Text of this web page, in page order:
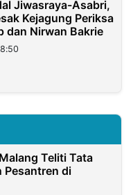
Jiwasraya-Asabri,
Kejagung Periksa
dan Nirwan Bakrie
Teliti Tata
Pesantren di